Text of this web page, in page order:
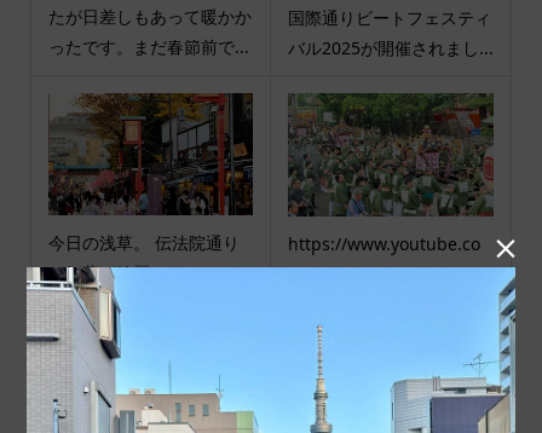
たが日差しもあって暖かか
ったです。まだ春節前で...
国際通りビートフェスティ
バル2025が開催されまし...
今日の浅草。 伝法院通り
の紅葉が綺麗です。きもの
姿の若い娘さんが楽しむ...
https://www.youtube.co
m/live/iNwstdHDU0M?si=
商品カテゴリ
